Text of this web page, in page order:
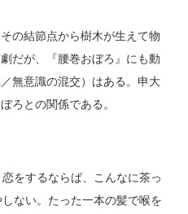
の結節点から樹木が生えて物
だが、『腰巻おぼろ』にも動
無意識の混交）はある。申大
ろとの関係である。
をするならば、こんなに茶っ
ない。たった一本の髪で喉を